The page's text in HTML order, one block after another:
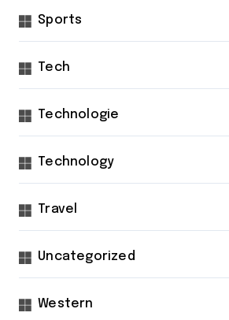
Sports
Tech
Technologie
Technology
Travel
Uncategorized
Western